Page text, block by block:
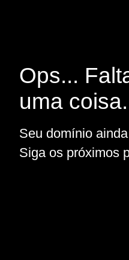
Ops...
uma
Seu domínio
Siga os próximos